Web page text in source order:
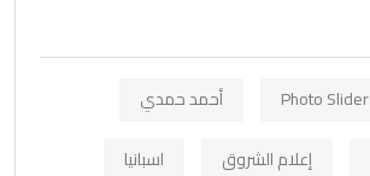
Photo Slider
أحمد حمدي
إعلام الشروق
اسبانيا